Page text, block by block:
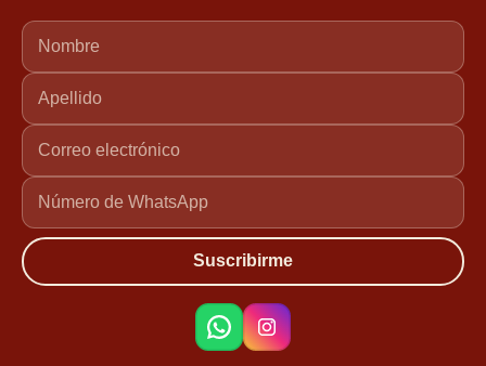
Suscribirme